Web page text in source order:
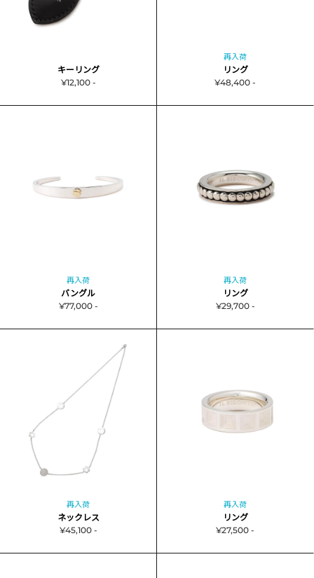
キーリング
¥12,100 -
再入荷
リング
¥48,400 -
再入荷
バングル
¥77,000 -
再入荷
リング
¥29,700 -
再入荷
ネックレス
¥45,100 -
再入荷
リング
¥27,500 -